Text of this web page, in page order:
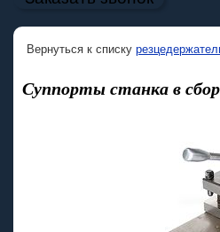
Вернуться к списку
Суппорты станка в